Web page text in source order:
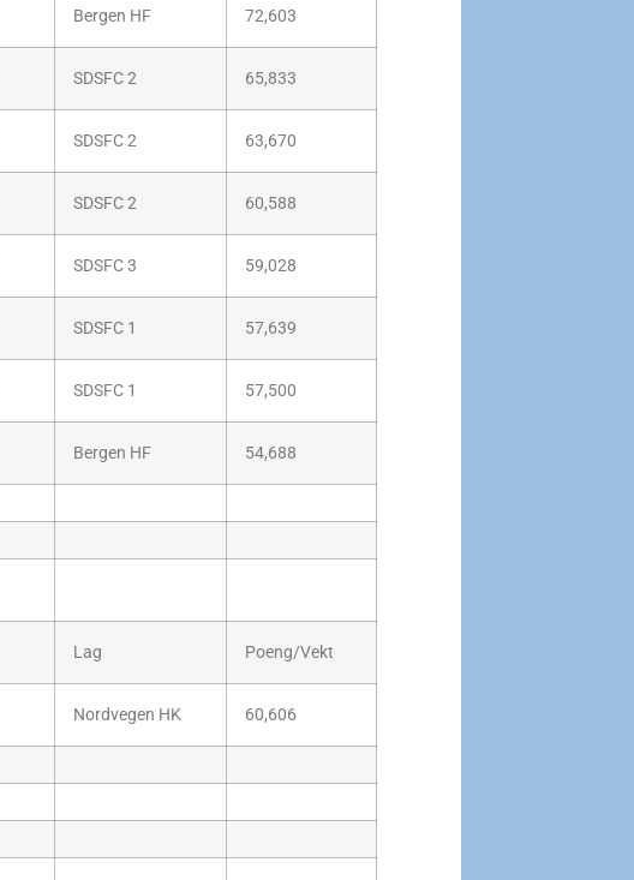
Bergen HF 72,603
SDSFC 2 65,833
SDSFC 2 63,670
SDSFC 2 60,588
SDSFC 3 59,028
SDSFC 1 57,639
SDSFC 1 57,500
Bergen HF 54,688
Lag Poeng/Vekt
Nordvegen HK 60,606